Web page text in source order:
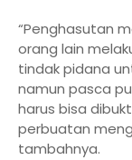
“Penghasutan
orang lain
tindak pidana
namun pasca
harus bisa
perbuatan
tambahnya.